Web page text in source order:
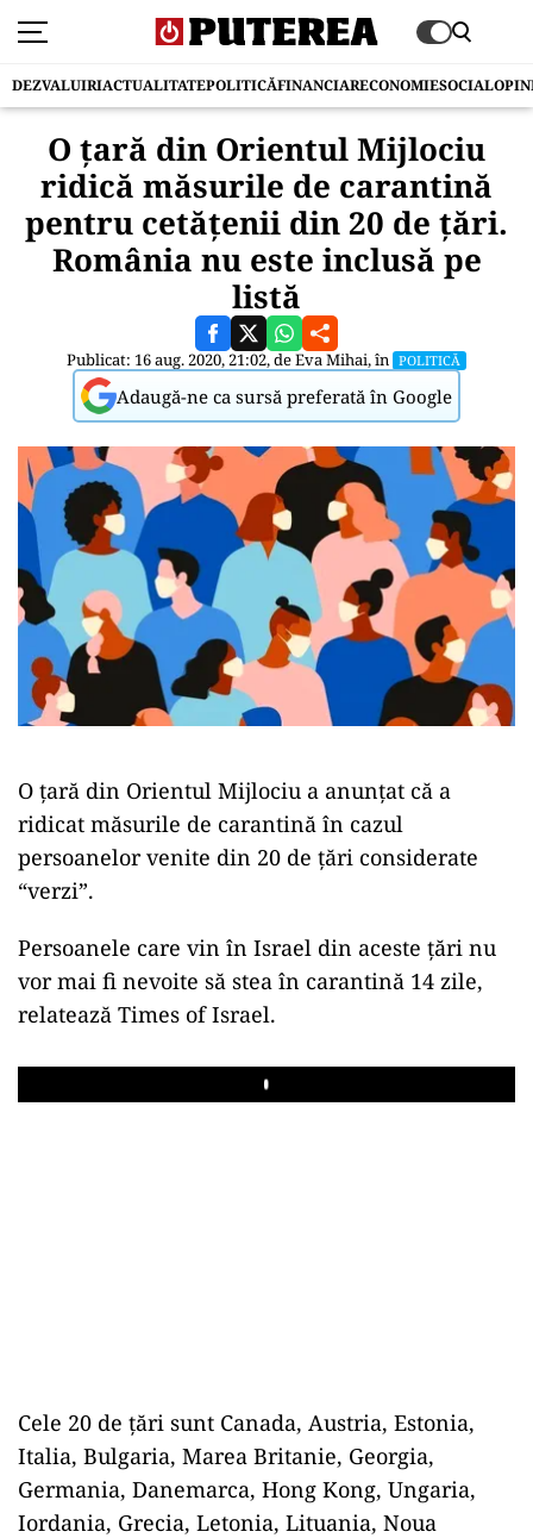
DEZVALUIRIACTUALITATEPOLITICĂFINANCIARECONOMIESOCIAL
O țară din Orientul Mijlociu
ridică măsurile de carantină
pentru cetățenii din 20 de ţări.
România nu este inclusă pe
listă
Publicat: 16 aug. 2020, 21:02, deEva Mihai, în POLITICĂ
Adaugă-ne ca sursă preferată în Google
O țară din Orientul Mijlociu a anunţat că a
ridicat măsurile de carantină în cazul
persoanelor venite din 20 de ţări considerate
“verzi”.
Persoanele care vin în Israel din aceste ţări nu
vor mai fi nevoite să stea în carantină 14 zile,
relatează Times of Israel.
Play
Cele 20 de ţări sunt Canada, Austria, Estonia,
Italia, Bulgaria, Marea Britanie, Georgia,
Germania, Danemarca, Hong Kong, Ungaria,
Iordania, Grecia, Letonia, Lituania, Noua